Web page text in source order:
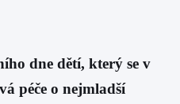
dne dětí, který se v
péče o nejmladší